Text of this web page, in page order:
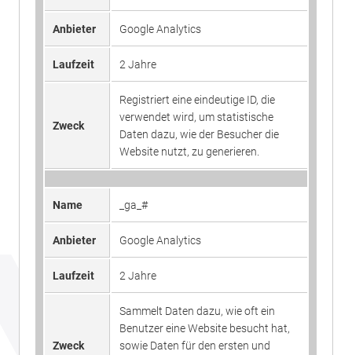
Anbieter Google Analytics
Laufzeit 2 Jahre
Zweck
Registriert eine eindeutige ID, die
verwendet wird, um statistische
Daten dazu, wie der Besucher die
Website nutzt, zu generieren.
Name _ga_#
Anbieter Google Analytics
Laufzeit 2 Jahre
Zweck
Sammelt Daten dazu, wie oft ein
Benutzer eine Website besucht hat,
sowie Daten für den ersten und